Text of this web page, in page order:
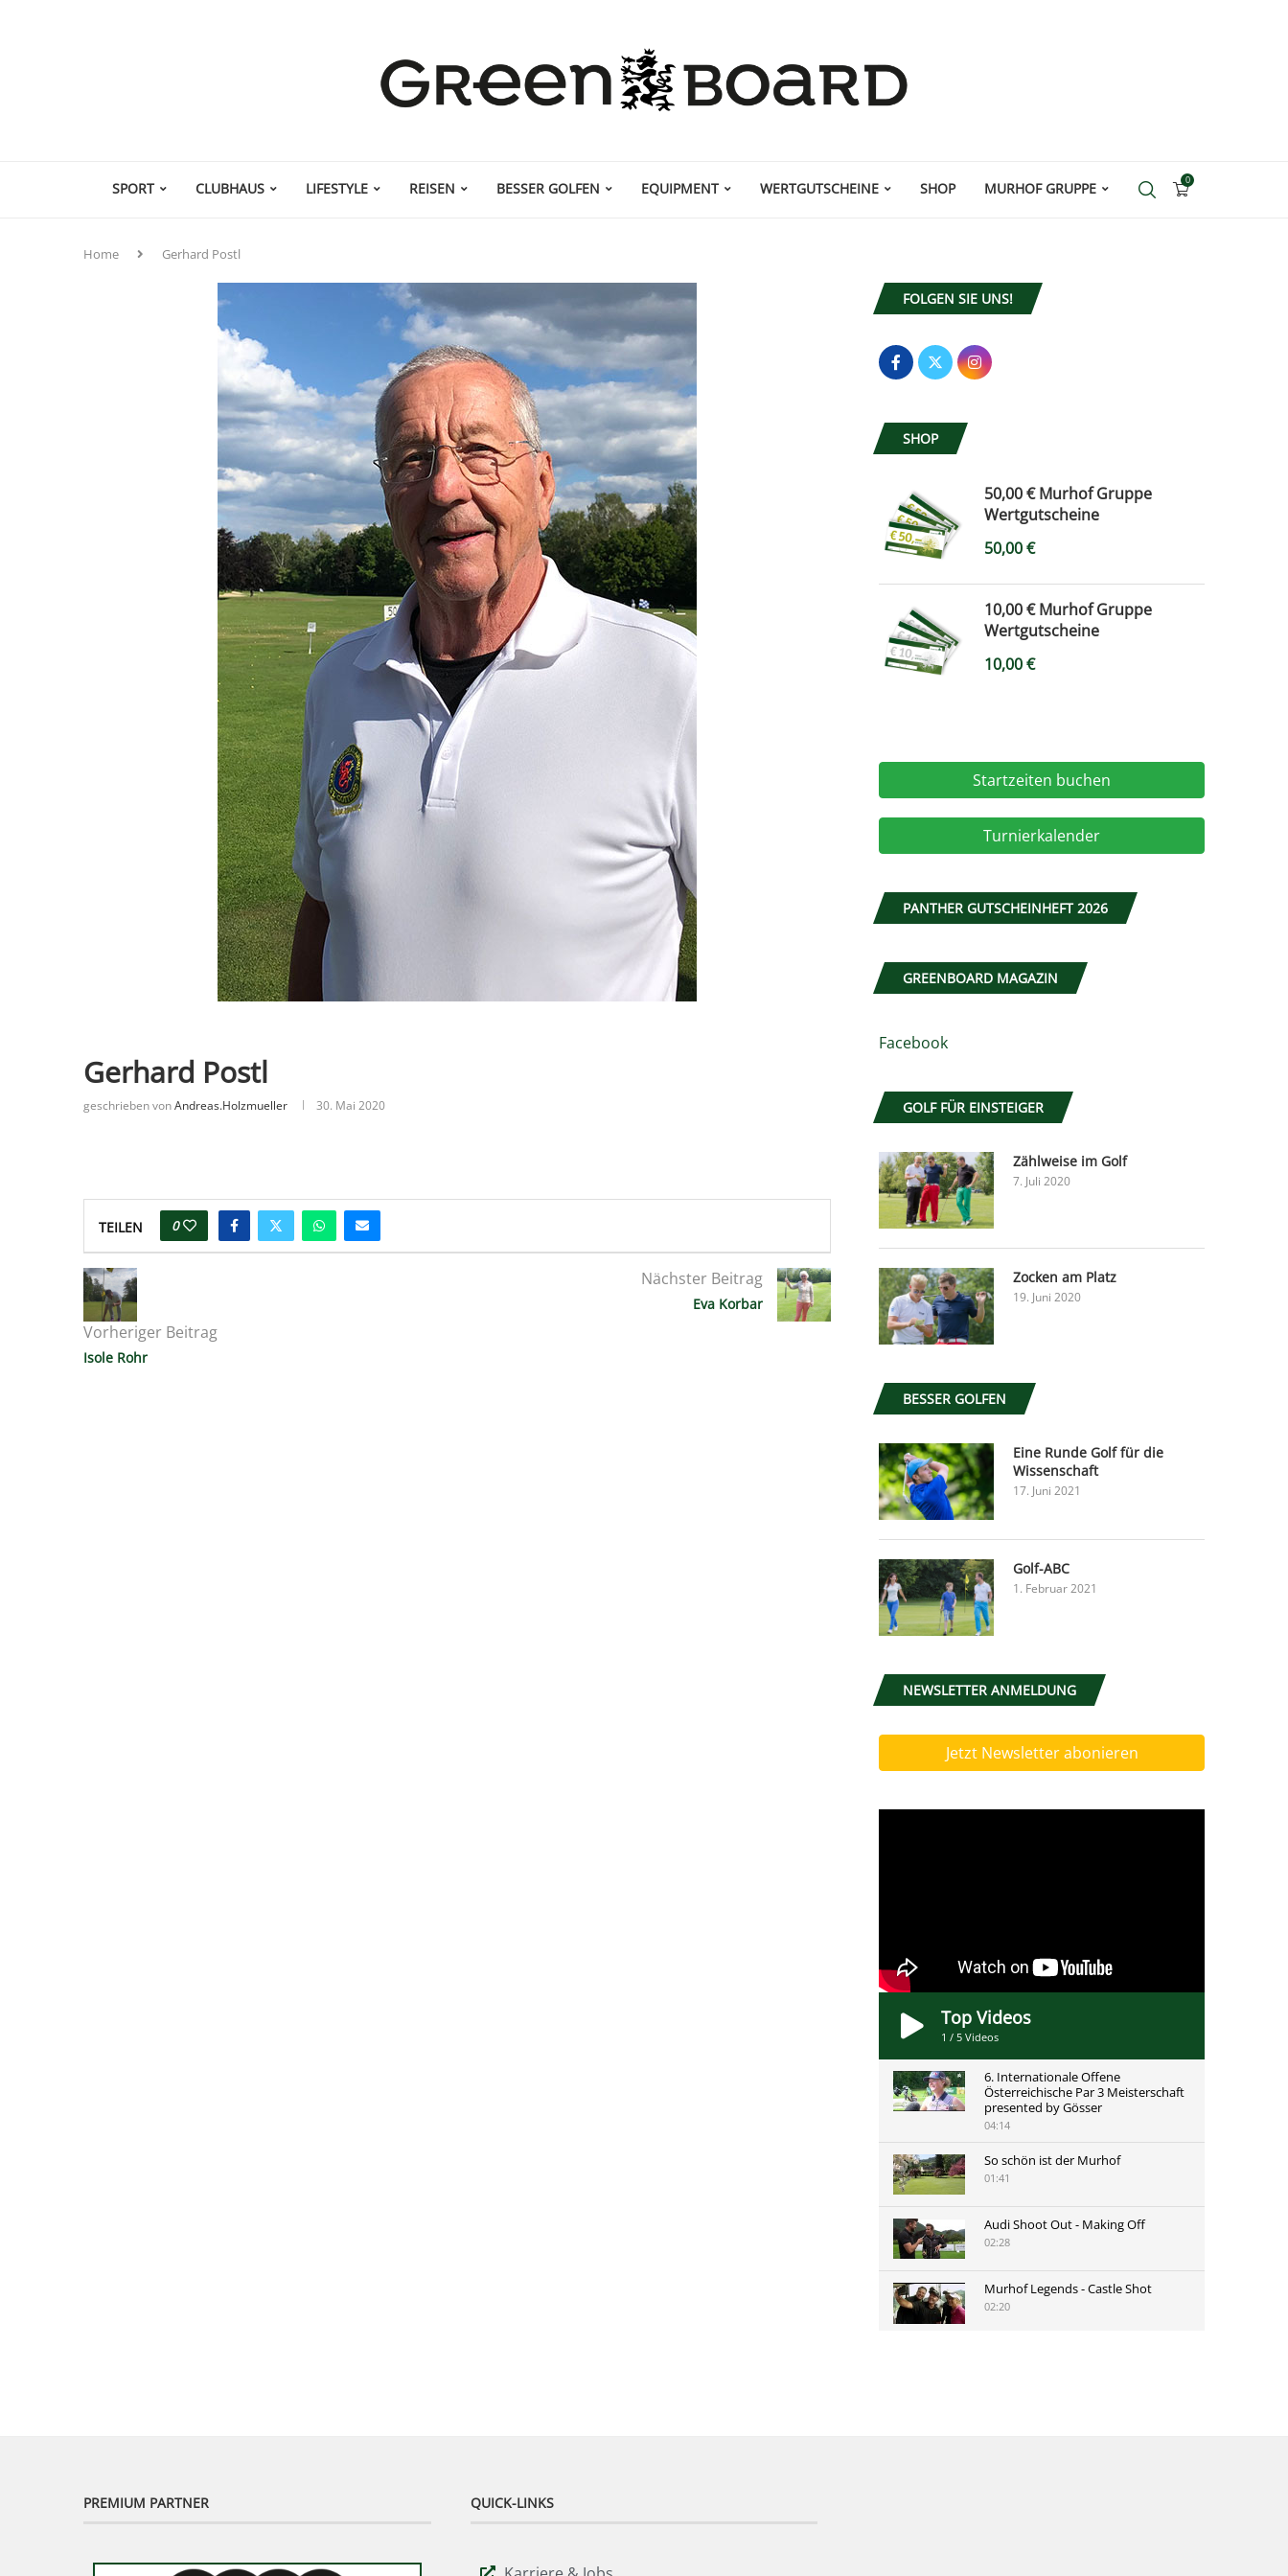
SPORT CLUBHAUS LIFESTYLE REISEN BESSER GOLFEN EQUIPMENT WERTGUTSCHEINE SHOP MURHOF GRUPPE 0
Home Gerhard Postl
Gerhard Postl
geschrieben vonAndreas.holzmueller 30. Mai 2020
TEILEN 0
Vorheriger Beitrag
Isole Rohr
Nächster Beitrag
Eva Korbar
FOLGEN SIE UNS!
SHOP
50,00 € Murhof Gruppe
Wertgutscheine
50,00€
10,00 € Murhof Gruppe
Wertgutscheine
10,00€
Startzeiten buchen
Turnierkalender
PANTHER GUTSCHEINHEFT 2026
GREENBOARD MAGAZIN
Facebook
GOLF FÜR EINSTEIGER
Zählweise im Golf
7. Juli 2020
Zocken am Platz
19. Juni 2020
BESSER GOLFEN
Eine Runde Golf für die
Wissenschaft
17. Juni 2021
Golf-ABC
1. Februar 2021
NEWSLETTER ANMELDUNG
Jetzt Newsletter abonieren
Top Videos
1 / 5 Videos
6. Internationale Offene
Österreichische Par 3 Meisterschaft
presented by Gösser
04:14
So schön ist der Murhof
01:41
Audi Shoot Out - Making Off
02:28
Murhof Legends - Castle Shot
02:20
PREMIUM PARTNER QUICK-LINKS